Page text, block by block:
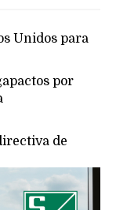
Unidos para
por
de